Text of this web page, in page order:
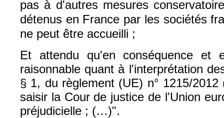
pas à d'autres mesures
détenus en France par les sociétés
ne peut être accueilli ;
Et attendu qu'en conséquence et
raisonnable quant à l'interprétation
§ 1, du règlement (UE) n° 1215/
saisir la Cour de justice de l'Union
préjudicielle ; (…)".